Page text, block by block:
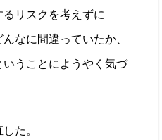
リスクを考えずに
なに間違っていたか、
うことにようやく気づ
た。